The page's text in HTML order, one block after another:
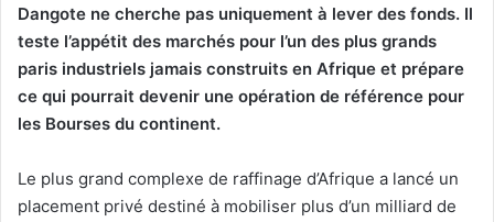
Dangote ne cherche pas uniquement à lever des fonds. Il
teste l’appétit des marchés pour l’un des plus grands
paris industriels jamais construits en Afrique et prépare
ce qui pourrait devenir une opération de référence pour
les Bourses du continent.
Le plus grand complexe de raffinage d’Afrique a lancé un
placement privé destiné à mobiliser plus d’un milliard de